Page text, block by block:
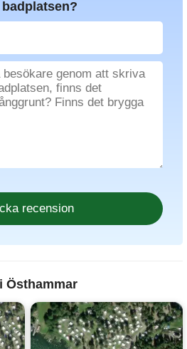
Östhammar